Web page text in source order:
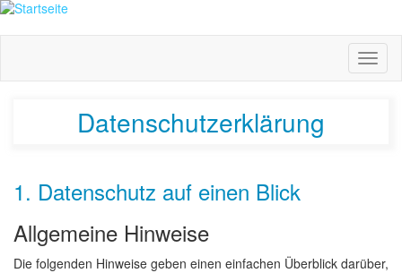
Direkt
Datenschutzerklärung
1. Datenschutz auf einen Blick
Allgemeine Hinweise
Die folgenden Hinweise geben einen einfachen Überblick darüber,